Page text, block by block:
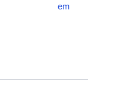
em